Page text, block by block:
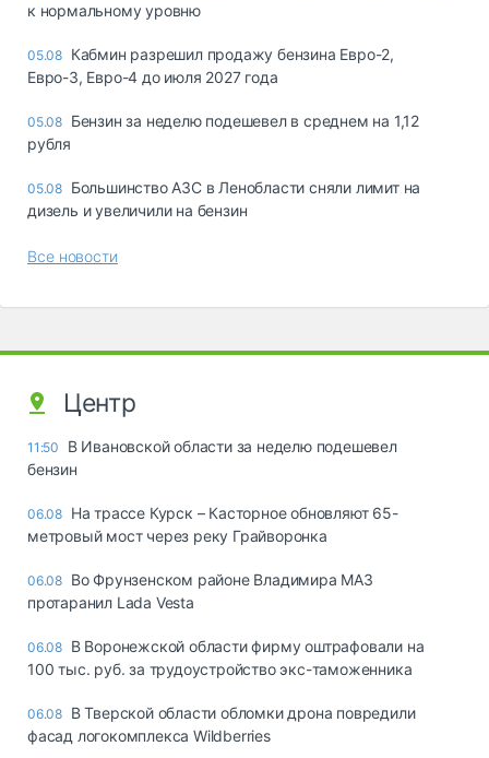
к нормальному уровню
05.08 Кабмин разрешил продажу бензина Евро-2,
Евро-3, Евро-4 до июля 2027 года
05.08 Бензин за неделю подешевел в среднем на 1,12
рубля
05.08 Большинство АЗС в Ленобласти сняли лимит на
дизель и увеличили на бензин
Все новости
Центр
11:50
В Ивановской области за неделю подешевел
бензин
06.08 На трассе Курск – Касторное обновляют 65-
метровый мост через реку Грайворонка
06.08 Во Фрунзенском районе Владимира МАЗ
протаранил Lada Vesta
06.08 В Воронежской области фирму оштрафовали на
100 тыс. руб. за трудоустройство экс-таможенника
06.08 В Тверской области обломки дрона повредили
фасад логокомплекса Wildberries